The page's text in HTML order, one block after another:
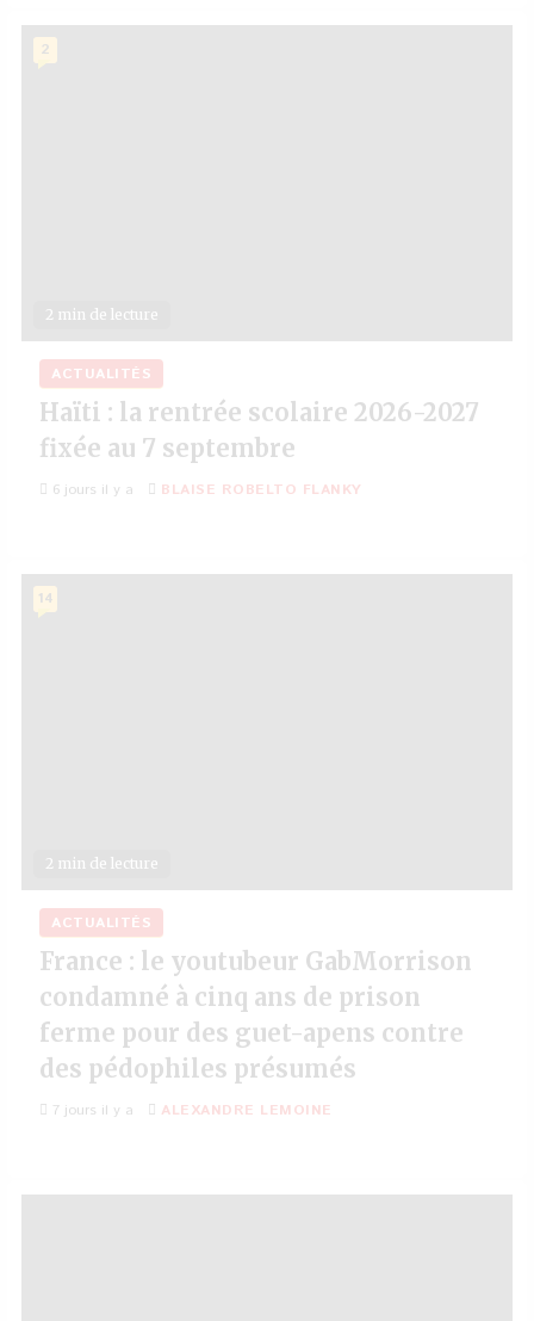
2 min de lecture
2
ACTUALITÉS
Haïti : la rentrée scolaire 2026-2027
fixée au 7 septembre
6 jours il y a BLAISE ROBELTO FLANKY
2 min de lecture
14
ACTUALITÉS
France : le youtubeur GabMorrison
condamné à cinq ans de prison
ferme pour des guet-apens contre
des pédophiles présumés
7 jours il y a ALEXANDRE LEMOINE